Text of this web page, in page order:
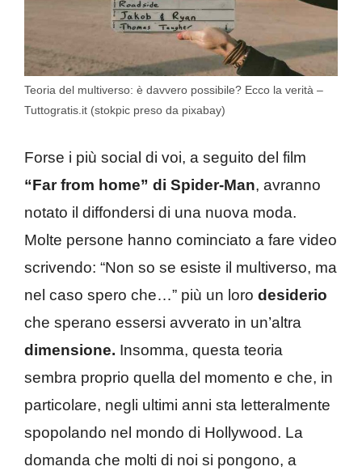
Teoria del multiverso: è davvero possibile? Ecco la verità –
Tuttogratis.it (stokpic preso da pixabay)
Forse i più social di voi, a seguito del film
“Far from home” di Spider-Man, avranno
notato il diffondersi di una nuova moda.
Molte persone hanno cominciato a fare video
scrivendo: “Non so se esiste il multiverso, ma
nel caso spero che…” più un loro desiderio
che sperano essersi avverato in un’altra
dimensione. Insomma, questa teoria
sembra proprio quella del momento e che, in
particolare, negli ultimi anni sta letteralmente
spopolando nel mondo di Hollywood. La
domanda che molti di noi si pongono, a